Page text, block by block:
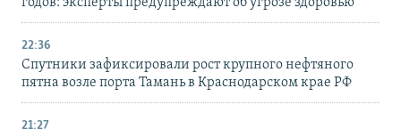
годов: эксперты предупреждают об угрозе здоровью
22:36
Спутники зафиксировали рост крупного нефтяного
пятна возле порта Тамань в Краснодарском крае РФ
21:27